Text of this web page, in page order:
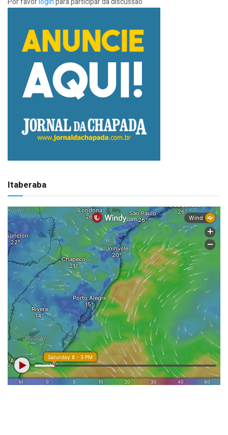
Itaberaba